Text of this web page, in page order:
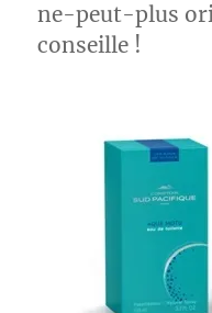
ne-peut-plus
conseille !